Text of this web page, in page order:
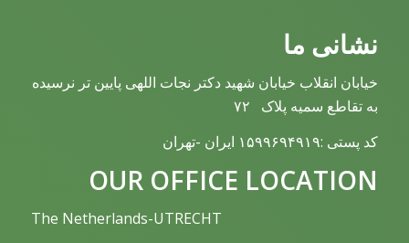
نشانی ما
خیابان انقلاب خیابان شهید دکتر نجات اللهی پایین تر نرسیده
به تقاطع سمیه پلاک ۷۲
کد پستی :۱۵۹۹۶۹۴۹۱۹ ایران -تهران
OUR OFFICE LOCATION
The Netherlands-UTRECHT